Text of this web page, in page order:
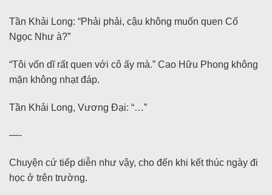
Tần Khải Long: “Phải phải, cậu không muốn quen Cố
Ngọc Như à?”
“Tôi vốn dĩ rất quen với cô ấy mà.” Cao Hữu Phong không
mặn không nhạt đáp.
Tần Khải Long, Vương Đại: “…”
—-
Chuyện cứ tiếp diễn như vậy, cho đến khi kết thúc ngày đi
học ở trên trường.